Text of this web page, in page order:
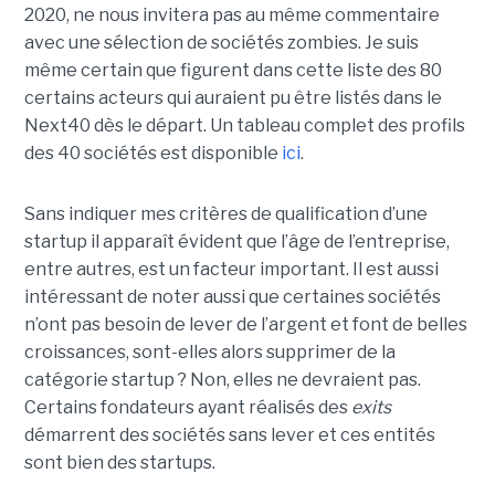
2020, ne nous invitera pas au même commentaire
avec une sélection de sociétés zombies. Je suis
même certain que figurent dans cette liste des 80
certains acteurs qui auraient pu être listés dans le
Next40 dès le départ. Un tableau complet des profils
des 40 sociétés est disponible ici.
Sans indiquer mes critères de qualification d’une
startup il apparaît évident que l’âge de l’entreprise,
entre autres, est un facteur important. Il est aussi
intéressant de noter aussi que certaines sociétés
n’ont pas besoin de lever de l’argent et font de belles
croissances, sont-elles alors supprimer de la
catégorie startup ? Non, elles ne devraient pas.
Certains fondateurs ayant réalisés des exits
démarrent des sociétés sans lever et ces entités
sont bien des startups.